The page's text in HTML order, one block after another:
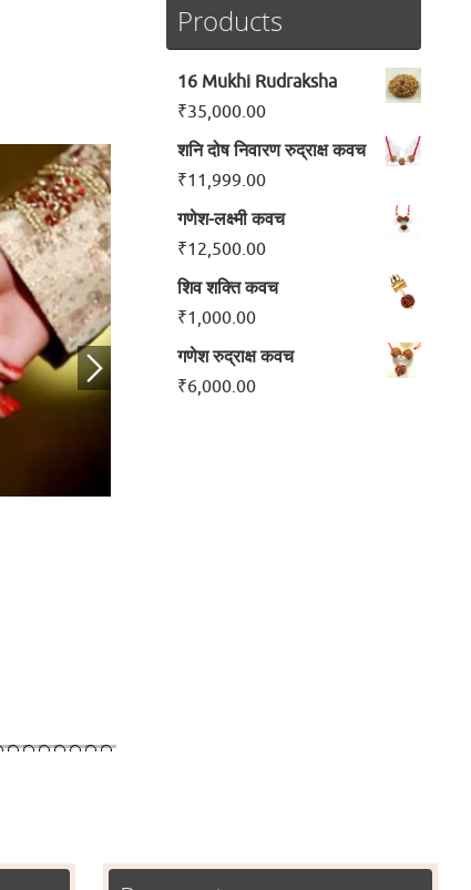
Products
16 Mukhi Rudraksha
₹35,000.00
शनि दोष निवारण रुद्राक्ष कवच
₹11,999.00
गणेश-लक्ष्मी कवच
₹12,500.00
शिव शक्ति कवच
₹1,000.00
गणेश रुद्राक्ष कवच
₹6,000.00